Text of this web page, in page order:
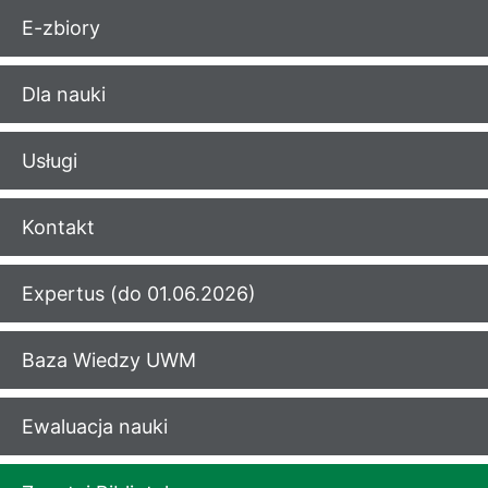
E-zbiory
Dla nauki
Usługi
Kontakt
Expertus (do 01.06.2026)
Baza Wiedzy UWM
Ewaluacja nauki